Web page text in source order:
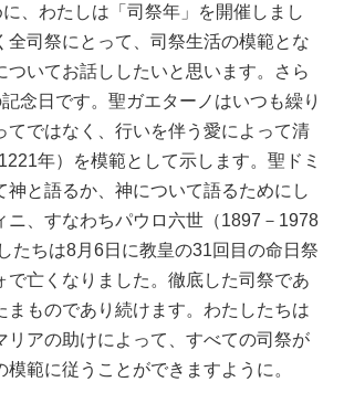
、わたしは「司祭年」を開催しまし
司祭にとって、司祭生活の模範とな
いてお話ししたいと思います。さら
念日です。聖ガエターノはいつも繰り
ではなく、行いを伴う愛によって清
年）を模範として示します。聖ドミ
と語るか、神について語るためにし
、すなわちパウロ六世（1897－1978
たちは8月6日に教皇の31回目の命日祭
亡くなりました。徹底した司祭であ
ものであり続けます。わたしたちは
アの助けによって、すべての司祭が
範に従うことができますように。